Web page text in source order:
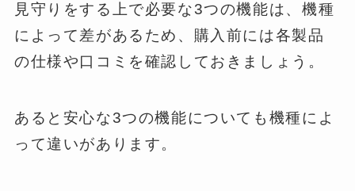
見守りをする上で必要な3つの機能は、機種
によって差があるため、購入前には各製品
の仕様や口コミを確認しておきましょう。
あると安心な3つの機能についても機種によ
って違いがあります。